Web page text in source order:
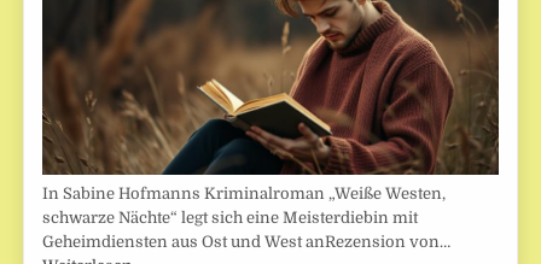
In Sabine Hofmanns Kriminalroman „Weiße Westen,
schwarze Nächte“ legt sich eine Meisterdiebin mit
Geheimdiensten aus Ost und West anRezension von…